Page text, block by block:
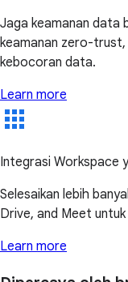
Jaga keamanan data
keamanan zero-
kebocoran data.
Learn more
Integrasi Workspace
Selesaikan lebih
Drive, and Meet
Learn more